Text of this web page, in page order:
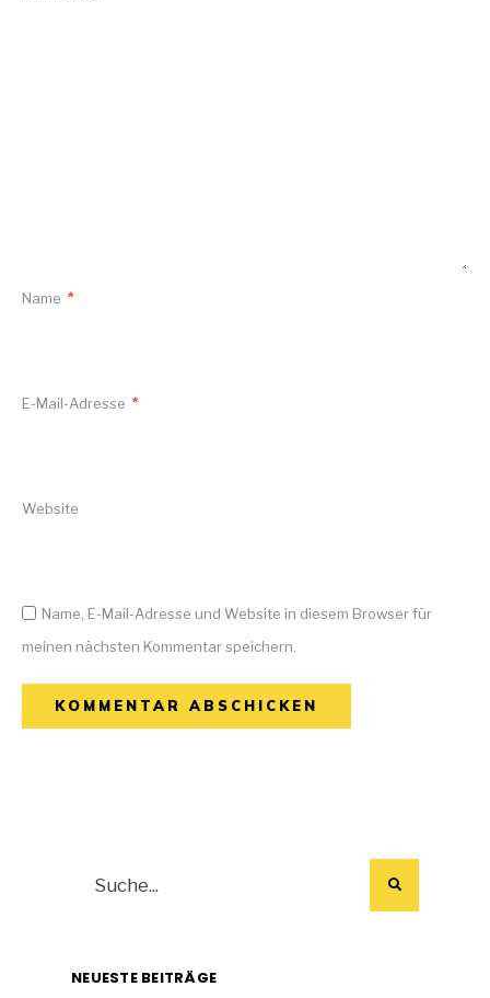
Name *
E-Mail-Adresse *
Website
Name, E-Mail-Adresse und Website in diesem Browser für
meinen nächsten Kommentar speichern.
NEUESTE BEITRÄGE